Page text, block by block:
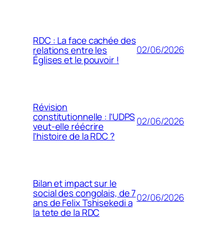
RDC : La face cachée des
relations entre les
Églises et le pouvoir !
02/06/2026
Révision
constitutionnelle : l’UDPS
veut-elle réécrire
l’histoire de la RDC ?
02/06/2026
Bilan et impact sur le
social des congolais, de 7
ans de Felix Tshisekedi a
la tete de la RDC
02/06/2026